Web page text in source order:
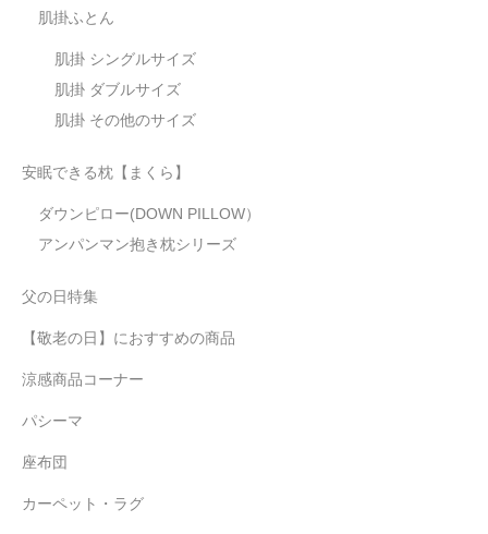
肌掛ふとん
肌掛 シングルサイズ
肌掛 ダブルサイズ
肌掛 その他のサイズ
安眠できる枕【まくら】
ダウンピロー(DOWN PILLOW）
アンパンマン抱き枕シリーズ
父の日特集
【敬老の日】におすすめの商品
涼感商品コーナー
パシーマ
座布団
カーペット・ラグ